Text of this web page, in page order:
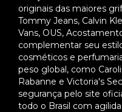
originais das maiores
Tommy Jeans, Calvin
Vans, OUS,
complementar seu
cosméticos e
peso global, como
Rabanne e Victoria's
segurança pelo site
todo o Brasil com